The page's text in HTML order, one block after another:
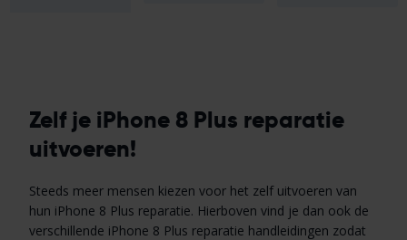
Zelf je iPhone 8 Plus reparatie
uitvoeren!
Steeds meer mensen kiezen voor het zelf uitvoeren van
hun iPhone 8 Plus reparatie. Hierboven vind je dan ook de
verschillende iPhone 8 Plus reparatie handleidingen zodat